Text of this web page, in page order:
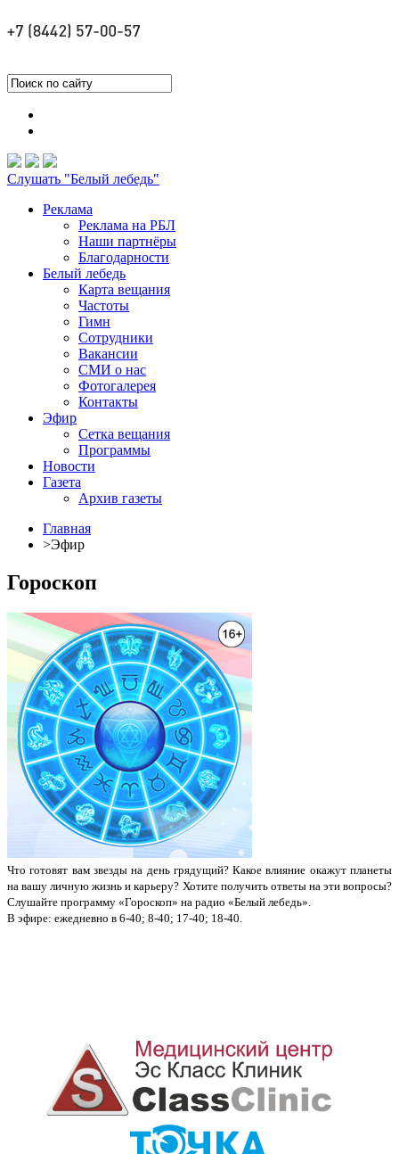
Слушать "Белый лебедь"
Реклама
Реклама на РБЛ
Наши партнёры
Благодарности
Белый лебедь
Карта вещания
Частоты
Гимн
Сотрудники
Вакансии
СМИ о нас
Фотогалерея
Контакты
Эфир
Сетка вещания
Программы
Новости
Газета
Архив газеты
Главная
>Эфир
Гороскоп
Что готовят вам звезды на день грядущий? Какое влияние окажут планеты
на вашу личную жизнь и карьеру? Хотите получить ответы на эти вопросы?
Слушайте программу «Гороскоп» на радио «Белый лебедь».
В эфире: ежедневно в 6-40; 8-40; 17-40; 18-40.